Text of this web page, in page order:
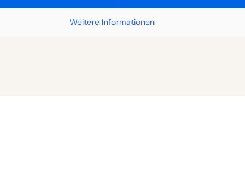
Weitere Informationen